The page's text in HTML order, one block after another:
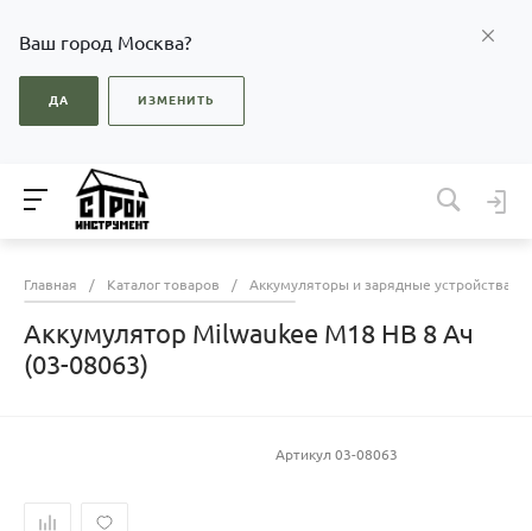
Ваш город Москва?
ДА ИЗМЕНИТЬ
Главная / Каталог товаров / Аккумуляторы и зарядные устройства бу
Аккумулятор Milwaukee M18 HB 8 Ач
(03-08063)
Артикул 03-08063